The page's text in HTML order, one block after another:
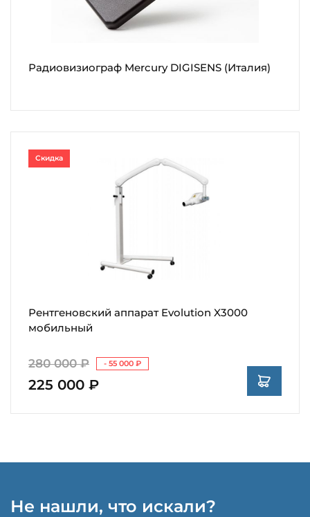
Радиовизиограф Mercury DIGISENS (Италия)
Рентгеновский аппарат Evolution X3000
мобильный
280 000 ₽ - 55 000 ₽
225 000 ₽
Скидка
Не нашли, что искали?